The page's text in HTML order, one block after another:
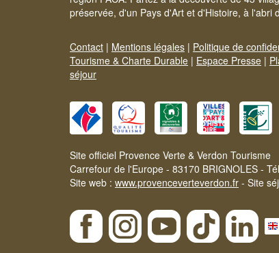
préservée, d'un Pays d'Art et d'Histoire, à l'abri
Contact | Mentions légales | Politique de
Tourisme & Charte Durable | Espace Presse |
séjour
Site officiel Provence Verte & Verdon Tourisme
Carrefour de l'Europe - 83170 BRIGNOLES -
Site web : www.provenceverteverdon.fr - Site